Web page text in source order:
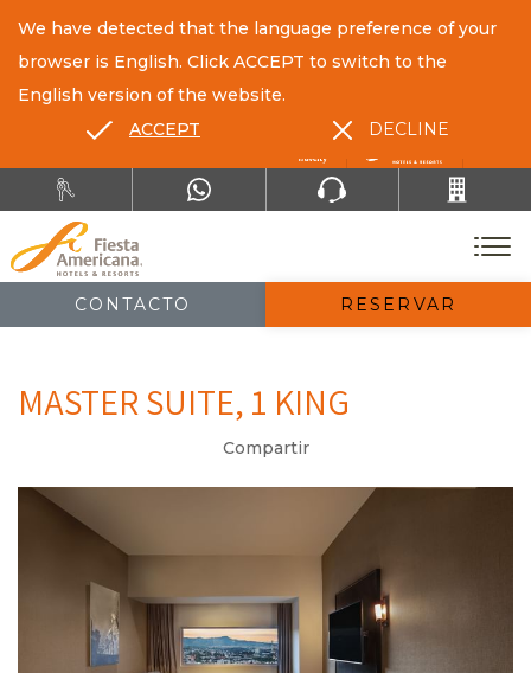
CONTACTO RESERVAR
We have detected that the language preference of your
browser is English. Click ACCEPT to switch to the
English version of the website.
ACCEPT
DECLINE
MASTER SUITE, 1 KING
Compartir